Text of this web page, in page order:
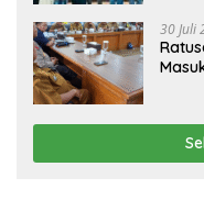
30 Juli